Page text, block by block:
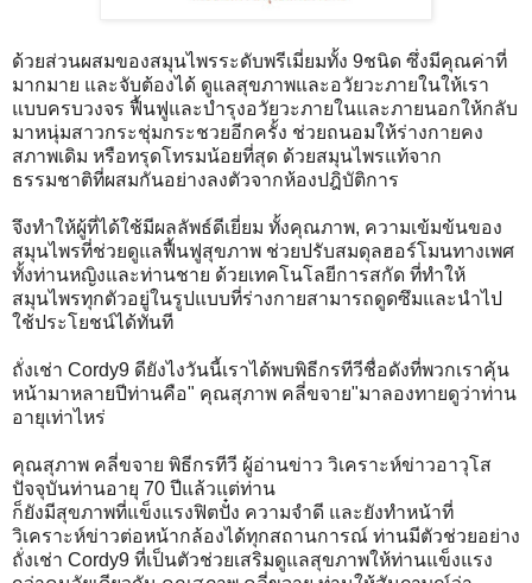
ด้วยส่วนผสมของสมุนไพรระดับพรีเมี่ยมทั้ง 9ชนิด ซึ่งมีคุณค่าที่
มากมาย และจับต้องได้ ดูแลสุขภาพและอวัยวะภายในให้เรา
แบบครบวงจร ฟื้นฟูและบำรุงอวัยวะภายในและภายนอกให้กลับ
มาหนุ่มสาวกระชุ่มกระชวยอีกครั้ง ช่วยถนอมให้ร่างกายคง
สภาพเดิม หรือทรุดโทรมน้อยที่สุด ด้วยสมุนไพรแท้จาก
ธรรมชาติที่ผสมกันอย่างลงตัวจากห้องปฎิบัติการ
จึงทำให้ผู้ที่ได้ใช้มีผลลัพธ์ดีเยี่ยม ทั้งคุณภาพ, ความเข้มข้นของ
สมุนไพรที่ช่วยดูแลฟื้นฟูสุขภาพ ช่วยปรับสมดุลฮอร์โมนทางเพศ
ทั้งท่านหญิงและท่านชาย ด้วยเทคโนโลยีการสกัด ที่ทำให้
สมุนไพรทุกตัวอยู่ในรูปแบบที่ร่างกายสามารถดูดซึมและนำไป
ใช้ประโยชน์ได้ทันที
ถั่งเช่า Cordy9 ดียังไงวันนี้เราได้พบพิธีกรทีวีชื่อดังที่พวกเราคุ้น
หน้ามาหลายปีท่านคือ" คุณสุภาพ คลี่ขจาย"มาลองทายดูว่าท่าน
อายุเท่าไหร่
คุณสุภาพ คลี่ขจาย พิธีกรทีวี ผู้อ่านข่าว วิเคราะห์ข่าวอาวุโส
ปัจจุบันท่านอายุ 70 ปีแล้วแต่ท่าน
ก็ยังมีสุขภาพที่แข็งแรงฟิตปั๋ง ความจำดี และยังทำหน้าที่
วิเคราะห์ข่าวต่อหน้ากล้องได้ทุกสถานการณ์ ท่านมีตัวช่วยอย่าง
ถั่งเช่า Cordy9 ที่เป็นตัวช่วยเสริมดูแลสุขภาพให้ท่านแข็งแรง